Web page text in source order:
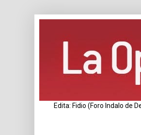
Edita: Fidio (Foro Indalo de